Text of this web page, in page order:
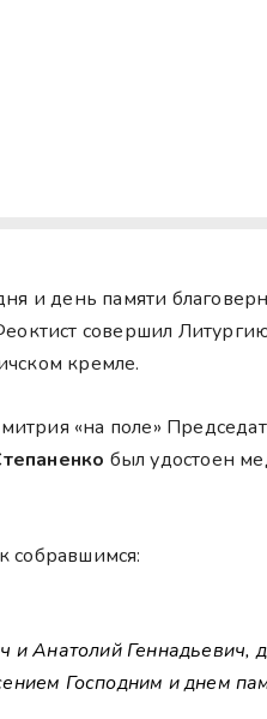
и день памяти
совершил
кремле.
«на поле»
был удостоен
собравшимся:
Анатолий Геннадьевич,
Господним и днем